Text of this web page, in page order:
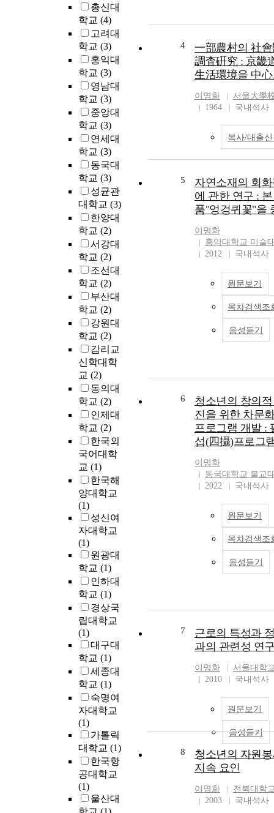
총신대
학교 (4)
고려대
학교 (3)
홍익대
학교 (3)
영남대
학교 (3)
중앙대
학교 (3)
연세대
학교 (3)
동국대
학교 (3)
성균관
대학교 (3)
한양대
학교 (2)
서강대
학교 (2)
조선대
학교 (2)
부산대
학교 (2)
강원대
학교 (2)
감리교
신학대학
교 (2)
동의대
학교 (2)
인제대
학교 (2)
한국외
국어대학
교 (1)
한국해
양대학교
(1)
성신여
자대학교
(1)
원광대
학교 (1)
인하대
학교 (1)
경상국
립대학교
(1)
대구대
학교 (1)
세종대
학교 (1)
숙명여
자대학교
(1)
가톨릭
대학교 (1)
한국항
공대학교
(1)
울산대
4
一部農村의 社
調査硏究 : 京畿
生活環境을 中
이명화
서울大學
1964
국내석사
복사/대출
5
자연소재의 회
에 관한 연구 :
품"엉겅퀴꽃"을
이명화
홍익대학교 미술
2012
국내석사
원문보기
목차검색조
음성듣기
6
청소년의 창의
진을 위한 차문
프로그램 개발 :
섭(四攝)프로그
이명화
동국대학교 불교
2022
국내석사
원문보기
목차검색조
음성듣기
7
근로의 특성과
과의 관련성 연
이명화
서울대학
2010
국내석사
원문보기
음성듣기
8
청소년의 자원
지속 요인
이명화
전북대학
2003
국내석사